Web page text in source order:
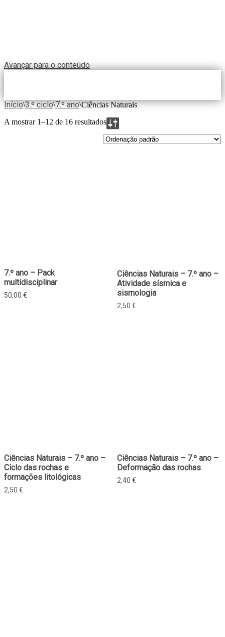
Avançar para o conteúdo
Início\3.º ciclo\7.º ano\Ciências Naturais
A mostrar 1–12 de 16 resultados
7.º ano – Pack
multidisciplinar
50,00 €
Ciências Naturais – 7.º ano –
Atividade sísmica e
sismologia
2,50 €
Ciências Naturais – 7.º ano –
Ciclo das rochas e
formações litológicas
2,50 €
Ciências Naturais – 7.º ano –
Deformação das rochas
2,40 €